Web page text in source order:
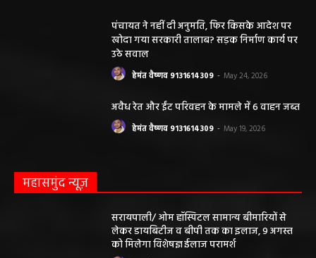
पंचायत ने नहीं दी अनुमति, फिर किसके आदेश पर
खोदा गया सरकारी तालाब? सड़क निर्माण कार्य पर
उठे सवाल
हेमंत वैष्णव 9131614309 - May 24, 2026
अवैध रेत और ईंट परिवहन के मामले में 6 वाहन जब्त
हेमंत वैष्णव 9131614309 - May 19, 2026
महासमुंद न्यूज़
सरायपाली/ ओम हॉस्पिटल सामान्य बीमारियों से
लेकर डायबिटीज व बीपी तक का इलाज, 9 अगस्त
को मिलेगा विशेषज्ञ ईलाज परामर्श